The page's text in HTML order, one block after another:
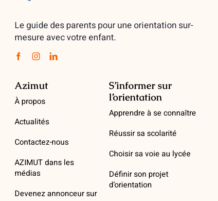
Le guide des parents pour une orientation sur-
mesure avec votre enfant.
Azimut
À propos
Actualités
Contactez-nous
AZIMUT dans les
médias
Devenez annonceur sur
S’informer sur
l’orientation
Apprendre à se connaître
Réussir sa scolarité
Choisir sa voie au lycée
Définir son projet
d’orientation